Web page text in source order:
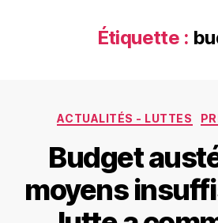
Étiquette :
ACTUALITÉS - LUTTES
Budget
moyens